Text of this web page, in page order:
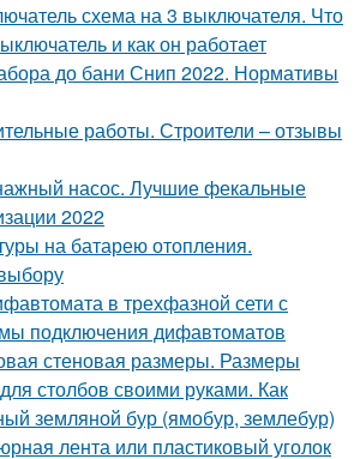
схема на 3 выключателя. Что
и как он работает
до бани Снип 2022. Нормативы
работы. Строители – отзывы
насос. Лучшие фекальные
2022
на батарею отопления.
в трехфазной сети с
подключения дифавтоматов
стеновая размеры. Размеры
столбов своими руками. Как
земляной бур (ямобур, землебур)
лента или пластиковый уголок